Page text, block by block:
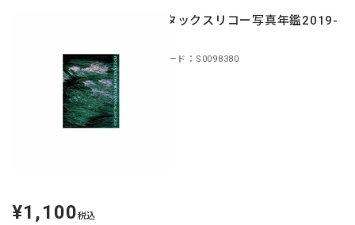
ペンタックスリコー写真年鑑2019-
商品コード：S0098380
定
価
¥1,100税込